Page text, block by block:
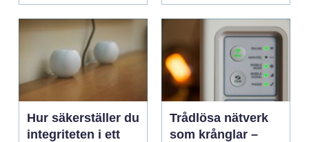
Hur säkerställer du
integriteten i ett
Trådlösa nätverk
som krånglar –